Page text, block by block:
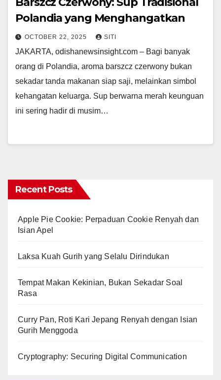
Polandia yang Menghangatkan
OCTOBER 22, 2025 SITI
JAKARTA, odishanewsinsight.com – Bagi banyak
orang di Polandia, aroma barszcz czerwony bukan
sekadar tanda makanan siap saji, melainkan simbol
kehangatan keluarga. Sup berwarna merah keunguan
ini sering hadir di musim…
Recent Posts
Apple Pie Cookie: Perpaduan Cookie Renyah dan
Isian Apel
Laksa Kuah Gurih yang Selalu Dirindukan
Tempat Makan Kekinian, Bukan Sekadar Soal
Rasa
Curry Pan, Roti Kari Jepang Renyah dengan Isian
Gurih Menggoda
Cryptography: Securing Digital Communication